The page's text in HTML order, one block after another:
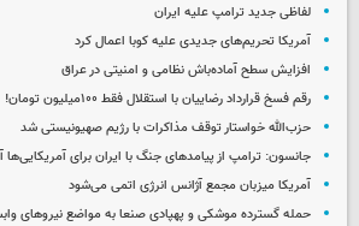
لفاظی جدید ترامپ علیه ایران
آمریکا تحریم‌های جدیدی علیه کوبا اعمال کرد
افزایش سطح آماده‌باش نظامی و امنیتی در عراق
رقم فسخ قرارداد رضاییان با استقلال فقط ۱۰۰میلیون تومان!
حزب‌الله خواستار توقف مذاکرات با رژیم صهیونیستی شد
جانسون: ترامپ از پیامدهای جنگ با ایران برای
آمریکا میزبان مجمع آژانس انرژی اتمی می‌شود
حمله گسترده موشکی و پهپادی صنعا به مواضع نیروهای